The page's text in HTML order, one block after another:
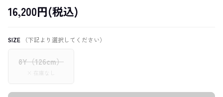
16,200円(税込)
SIZE （下記より選択してください）
8Y（126cm）
× 在庫なし